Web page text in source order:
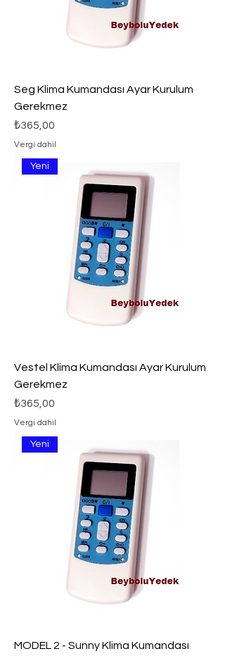
Seg Klima Kumandası Ayar Kurulum
Gerekmez
Fiyat
₺365,00
Vergi dahil
Yeni
Vestel Klima Kumandası Ayar Kurulum
Gerekmez
Fiyat
₺365,00
Vergi dahil
Yeni
MODEL 2 - Sunny Klima Kumandası